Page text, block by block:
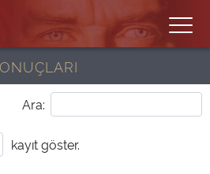
Ara:
kayıt göster.